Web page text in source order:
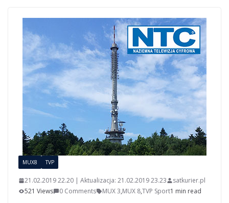
MUX8 TVP
21.02.2019 22.20 | Aktualizacja: 21.02.2019 23.23
satkurier.pl
521 Views
0 Comments MUX 3,MUX 8,TVP Sport1 min read